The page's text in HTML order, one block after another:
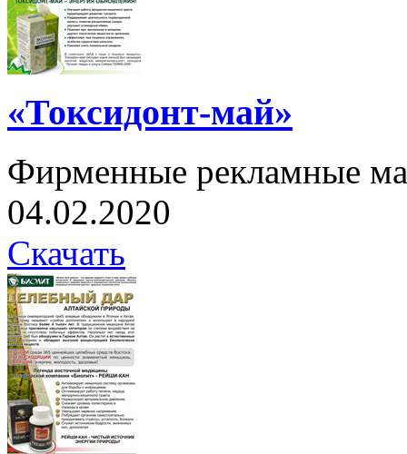
«Токсидонт-май»
Фирменные рекламные
04.02.2020
Скачать